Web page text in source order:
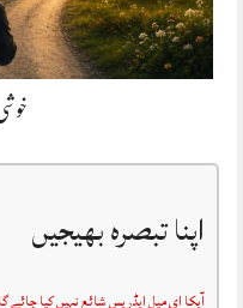
اپنا تبصرہ بھیجیں
آپکا ای میل ایڈریس شائع نہیں کیا جائے گا